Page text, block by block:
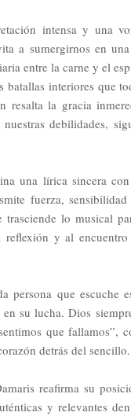
intensa y una
a sumergirnos en
entre la carne y el
batallas interiores que
resalta la gracia
debilidades,
una lírica sincera
fuerza,
trasciende lo musical
y al
persona que escuche
su lucha. Dios
que fallamos”,
detrás del sencillo.
reafirma su
y relevantes